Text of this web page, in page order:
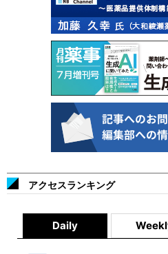
アクセスランキング
Daily